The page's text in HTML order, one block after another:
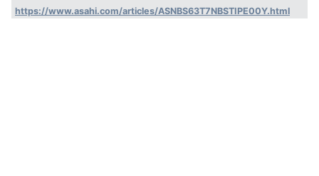
https://www.asahi.com/articles/ASNBS63T7NBSTIPE00Y.html